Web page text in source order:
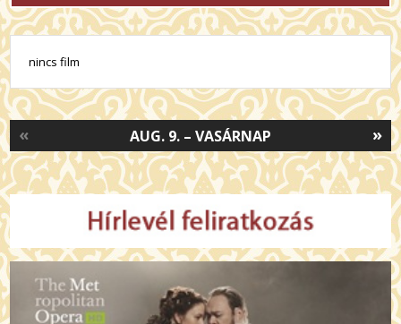
nincs film
»
AUG. 9. – VASÁRNAP
«